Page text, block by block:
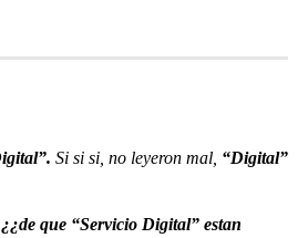
Si si si, no leyeron mal, “Digital”
que “Servicio Digital” estan